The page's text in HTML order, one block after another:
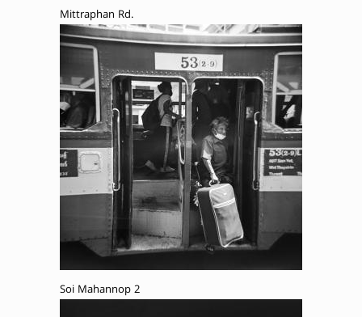
Mittraphan Rd.
Soi Mahannop 2